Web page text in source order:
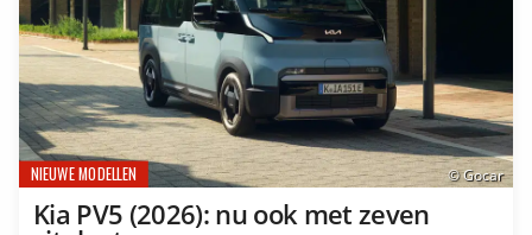
© Gocar
NIEUWE MODELLEN
Kia PV5 (2026): nu ook met zeven